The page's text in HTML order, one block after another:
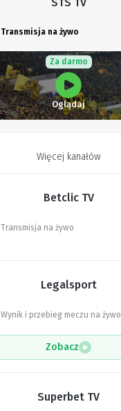
Transmisja na żywo
Za darmo
Oglądaj
Więcej kanałów
Betclic TV
Transmisja na żywo
Legalsport
Wynik i przebieg meczu na żywo
Zobacz
Superbet TV